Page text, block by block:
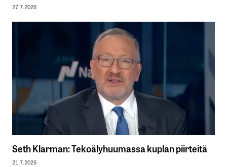
27.7.2026
Seth Klarman: Tekoälyhuumassa kuplan piirteitä
21.7.2026